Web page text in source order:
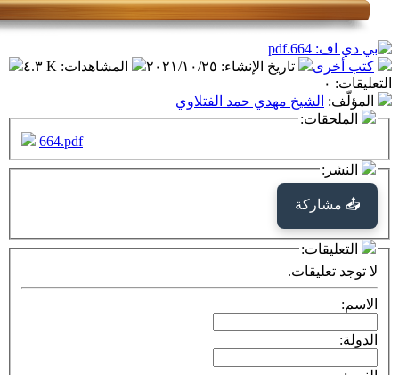
تاريخ الإنشاء:٢٠٢١/١٠/٢٥ المشاهدات:٤.٣ K
مهدي حمد الفتلاوي